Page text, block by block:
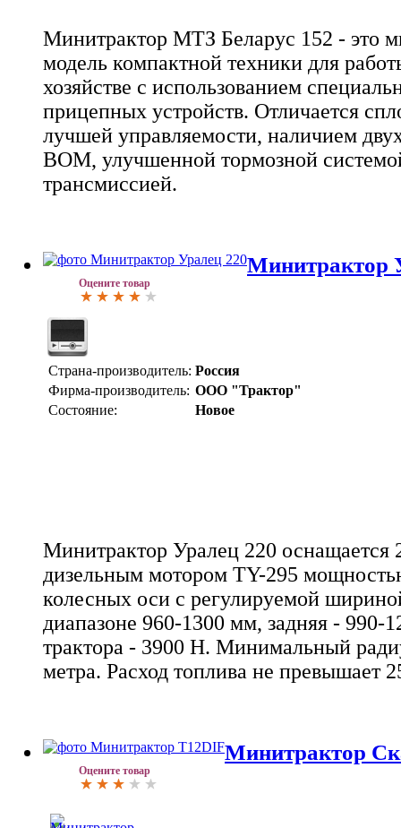
Минитрактор МТЗ Беларус 152 - это
модель компактной техники для
хозяйстве с использованием
прицепных устройств. Отличается
лучшей управляемости, наличием
ВОМ, улучшенной тормозной
трансмиссией.
Оцените товар
Минитрактор
Страна-производитель: Россия
Фирма-производитель: ООО "Трактор"
Состояние:
Новое
Минитрактор Уралец 220
дизельным мотором TY-295
колесных оси с регулируемой
диапазоне 960-1300 мм, задняя - 990-
трактора - 3900 Н. Минимальный
метра. Расход топлива не превышает
Оцените товар
Минитрактор